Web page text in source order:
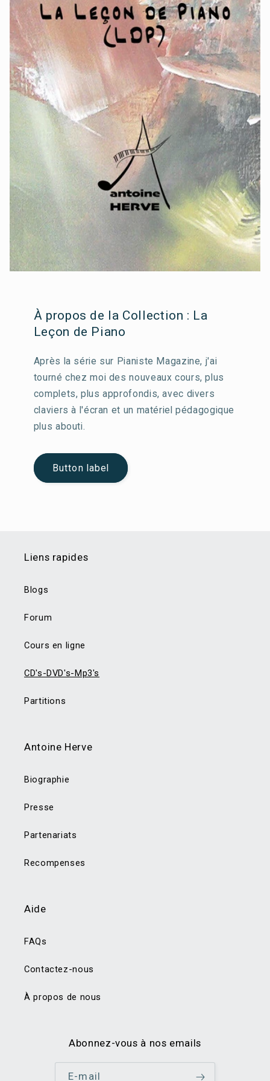
À propos de la Collection : La
Leçon de Piano
Après la série sur Pianiste Magazine, j'ai
tourné chez moi des nouveaux cours, plus
complets, plus approfondis, avec divers
claviers à l'écran et un matériel pédagogique
plus abouti.
Button label
Liens rapides
Blogs
Forum
Cours en ligne
CD's-DVD's-Mp3's
Partitions
Antoine Herve
Biographie
Presse
Partenariats
Recompenses
Aide
FAQs
Contactez-nous
À propos de nous
Abonnez-vous à nos emails
E-mail